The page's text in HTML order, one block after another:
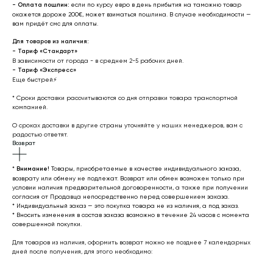
- Оплата пошлин: если по курсу евро в день прибытия на таможню товар
окажется дороже 200€, может взиматься пошлина. В случае необходимости —
вам придёт смс для оплаты.
Для товаров из наличия:
- Тариф «Стандарт»
В зависимости от города - в среднем 2-5 рабочих дней.
- Тариф «Экспресс»
Еще быстрей⚡
* Cроки доставки рассчитываются со дня отправки товара транспортной
компанией.
О сроках доставки в другие страны уточняйте у наших менеджеров, вам с
радостью ответят.
Возврат
* Внимание! Товары, приобретаемые в качестве индивидуального заказа,
возврату или обмену не подлежат. Возврат или обмен возможен только при
условии наличия предварительной договоренности, а также при получении
согласия от Продавца непосредственно перед совершением заказа.
* Индивидуальный заказ — это покупка товара не из наличия, а под заказ.
* Вносить изменения в состав заказа возможно в течение 24 часов с момента
совершенной покупки.
Для товаров из наличия, оформить возврат можно не позднее 7 календарных
дней после получения, для этого необходимо: